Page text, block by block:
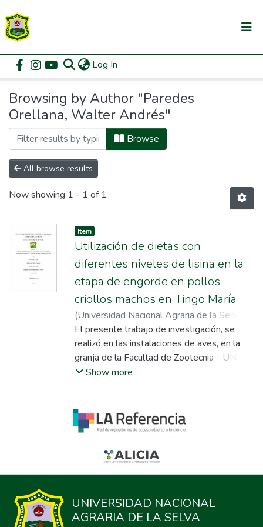
Log In
Communities & Collections
All of DSpace
Home Browse by Author
Browsing by Author "Paredes
Orellana, Walter Andrés"
Browse
All browse results
Now showing 1 - 1 of 1
Item
Utilización de dietas con
diferentes niveles de lisina en la
etapa de engorde en pollos
criollos machos en Tingo María
(Universidad Nacional Agraria de la Selva
2024)Cambero Scherader, Gabriel Efrain
Saavedra Rodríguez, Hugo ;Paredes
Orellana, Walter Andrés
El presente trabajo de investigación, se
realizó en las instalaciones de aves, en la
granja de la Facultad de Zootecnia - UNAS,
ubicada en la ciudad de Tingo María, en el
general de evaluar el comportamiento
bioeconómico y productivo en pollos criollos
diferenciados de lisina digestible (LD) en la
criollos machos con 50 días edad teniendo
un peso promedio de los pollos de 1617 ±
Show more
UNIVERSIDAD NACIONAL
AGRARIA DE LA SELVA